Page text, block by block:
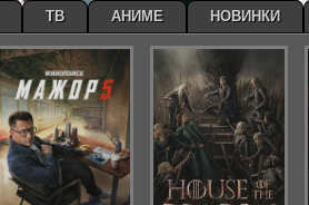
ТВ АНИМЕ НОВИНКИ